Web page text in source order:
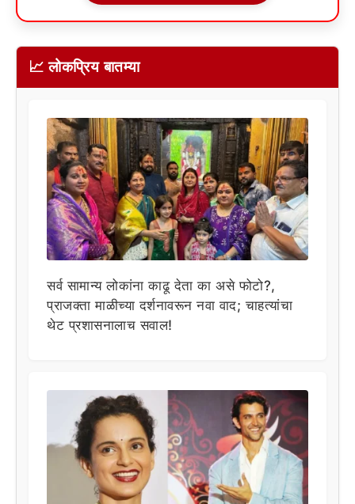
📈 लोकप्रिय बातम्या
सर्व सामान्य लोकांना काढू देता का असे फोटो?,
प्राजक्ता माळीच्या दर्शनावरून नवा वाद; चाहत्यांचा
थेट प्रशासनालाच सवाल!